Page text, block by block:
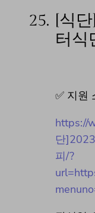
25. [식
터식
✅ 지원
https://
단
피/?